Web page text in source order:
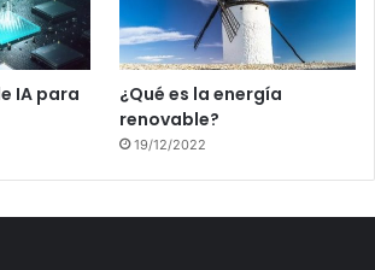
IA para
¿Qué es la energía
renovable?
19/12/2022